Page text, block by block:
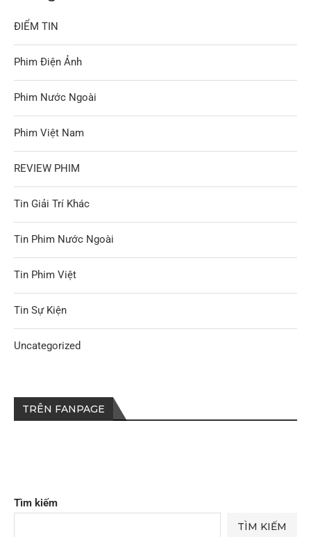
Tìm kiếm
TÌM KIẾM
ĐIỂM TIN
Phim Điện Ảnh
Phim Nước Ngoài
Phim Việt Nam
REVIEW PHIM
Tin Giải Trí Khác
Tin Phim Nước Ngoài
Tin Phim Việt
Tin Sự Kiện
Uncategorized
TRÊN FANPAGE